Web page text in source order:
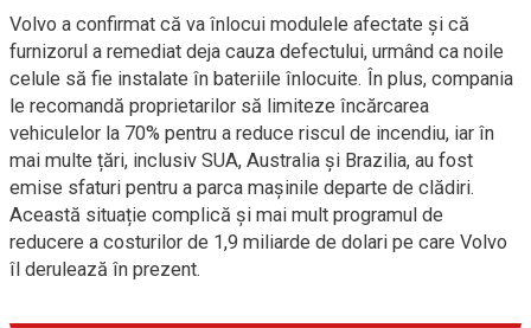
Volvo a confirmat că va înlocui modulele afectate și că
furnizorul a remediat deja cauza defectului, urmând ca noile
celule să fie instalate în bateriile înlocuite. În plus, compania
le recomandă proprietarilor să limiteze încărcarea
vehiculelor la 70% pentru a reduce riscul de incendiu, iar în
mai multe țări, inclusiv SUA, Australia și Brazilia, au fost
emise sfaturi pentru a parca mașinile departe de clădiri.
Această situație complică și mai mult programul de
reducere a costurilor de 1,9 miliarde de dolari pe care Volvo
îl derulează în prezent.